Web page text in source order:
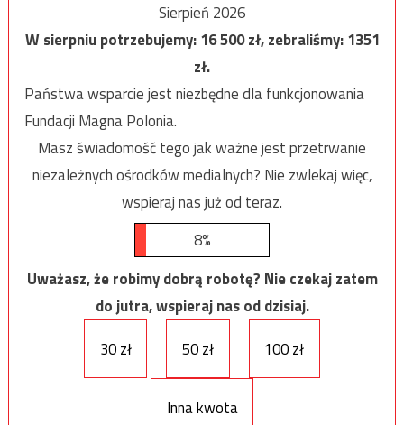
Sierpień 2026
W sierpniu potrzebujemy:16 500zł, zebraliśmy:1351
zł.
Państwa wsparcie jest niezbędne dla funkcjonowania
Fundacji Magna Polonia.
Masz świadomość tego jak ważne jest przetrwanie
niezależnych ośrodków medialnych? Nie zwlekaj więc,
wspieraj nas już od teraz.
8%
Uważasz, że robimy dobrą robotę? Nie czekaj zatem
do jutra, wspieraj nas od dzisiaj.
30 zł
50 zł 100 zł
Inna kwota